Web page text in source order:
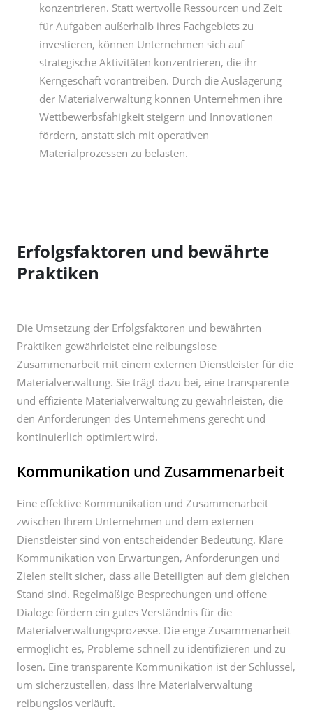
konzentrieren. Statt wertvolle Ressourcen und Zeit
für Aufgaben außerhalb ihres Fachgebiets zu
investieren, können Unternehmen sich auf
strategische Aktivitäten konzentrieren, die ihr
Kerngeschäft vorantreiben. Durch die Auslagerung
der Materialverwaltung können Unternehmen ihre
Wettbewerbsfähigkeit steigern und Innovationen
fördern, anstatt sich mit operativen
Materialprozessen zu belasten.
Erfolgsfaktoren und bewährte
Praktiken
Die Umsetzung der Erfolgsfaktoren und bewährten
Praktiken gewährleistet eine reibungslose
Zusammenarbeit mit einem externen Dienstleister für die
Materialverwaltung. Sie trägt dazu bei, eine transparente
und effiziente Materialverwaltung zu gewährleisten, die
den Anforderungen des Unternehmens gerecht und
kontinuierlich optimiert wird.
Kommunikation und Zusammenarbeit
Eine effektive Kommunikation und Zusammenarbeit
zwischen Ihrem Unternehmen und dem externen
Dienstleister sind von entscheidender Bedeutung. Klare
Kommunikation von Erwartungen, Anforderungen und
Zielen stellt sicher, dass alle Beteiligten auf dem gleichen
Stand sind. Regelmäßige Besprechungen und offene
Dialoge fördern ein gutes Verständnis für die
Materialverwaltungsprozesse. Die enge Zusammenarbeit
ermöglicht es, Probleme schnell zu identifizieren und zu
lösen. Eine transparente Kommunikation ist der Schlüssel,
um sicherzustellen, dass Ihre Materialverwaltung
reibungslos verläuft.